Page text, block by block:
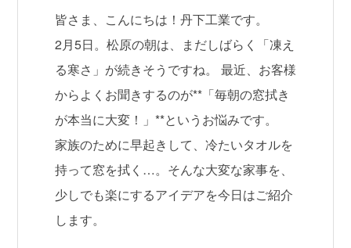
皆さま、こんにちは！丹下工業です。
2月5日。松原の朝は、まだしばらく「凍え
る寒さ」が続きそうですね。 最近、お客様
からよくお聞きするのが**「毎朝の窓拭き
が本当に大変！」**というお悩みです。
家族のために早起きして、冷たいタオルを
持って窓を拭く…。そんな大変な家事を、
少しでも楽にするアイデアを今日はご紹介
します。